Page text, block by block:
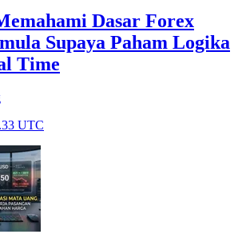
Dasar Forex
Supaya Paham Logika
Time
UTC